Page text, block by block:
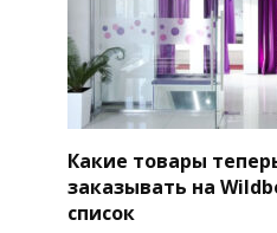
Какие товары
заказывать на
список